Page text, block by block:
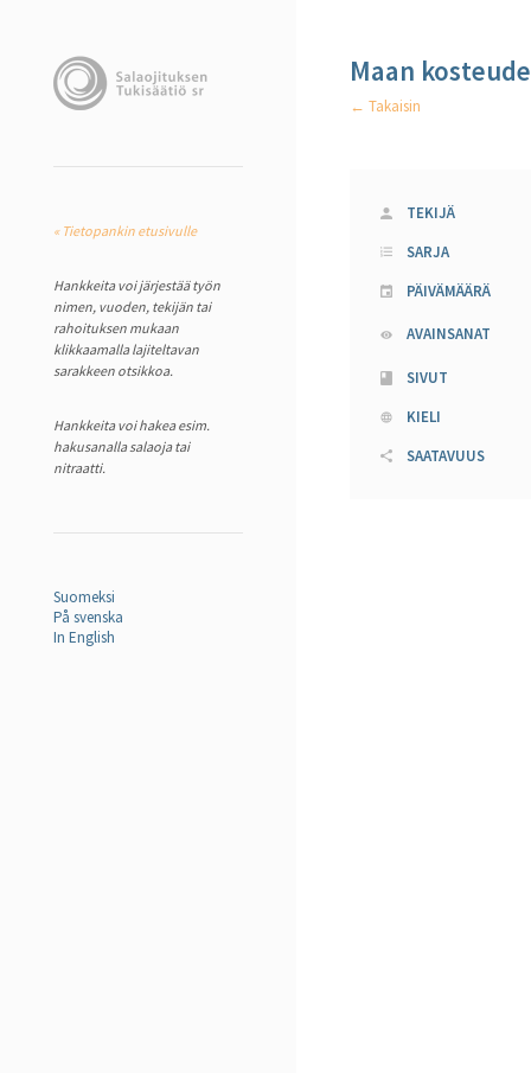
« Tietopankin etusivulle
Hankkeita voi järjestää työn
nimen, vuoden, tekijän tai
rahoituksen mukaan
klikkaamalla lajiteltavan
sarakkeen otsikkoa.
Hankkeita voi hakea esim.
hakusanalla salaoja tai
nitraatti.
Suomeksi
På svenska
In English
Maan
← Takaisin
TEKIJÄ
SARJA
PÄIVÄMÄÄRÄ
AVAINSANAT
SIVUT
KIELI
SAATAVUUS